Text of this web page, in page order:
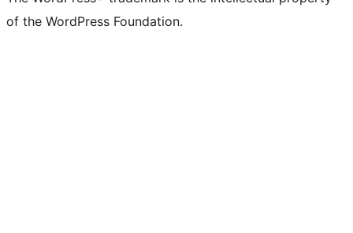
of the WordPress Foundation.